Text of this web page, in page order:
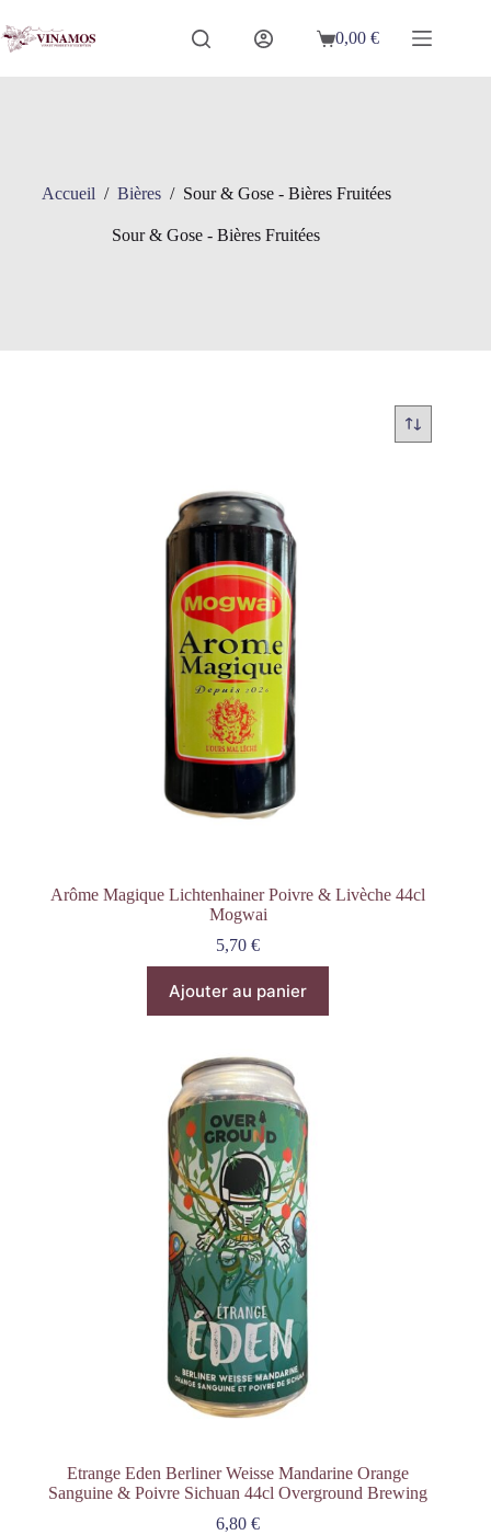
au
contenu
Panier
0,00€
Accueil / Bières / Sour & Gose - Bières Fruitées
Sour & Gose - Bières Fruitées
Arôme Magique Lichtenhainer Poivre & Livèche 44cl
Mogwai
5,70€
Ajouter au panier
Etrange Eden Berliner Weisse Mandarine Orange
Sanguine & Poivre Sichuan 44cl Overground Brewing
6,80€